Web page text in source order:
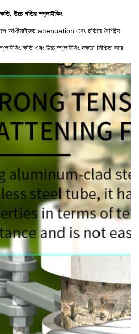
উচ্চ গতির স্প্লাইকিং
অপ্টিমাইজড attenuation এবং ছড়িয়ে বৈশিষ্ট্য
ক্ষতি এবং উচ্চ স্প্লাইসিং দক্ষতা নিশ্চিত করে